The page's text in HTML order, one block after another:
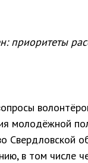
приоритеты
молодёжной
Свердловской
в том числе